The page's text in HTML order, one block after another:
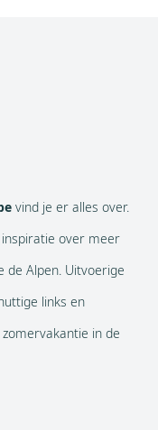
vind je er alles over.
over meer
de Alpen. Uitvoerige
links en
in de